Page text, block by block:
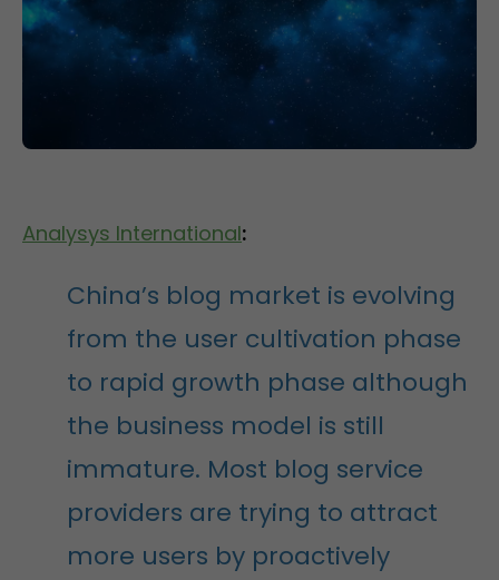
Analysys International:
China’s blog market is evolving
from the user cultivation phase
to rapid growth phase although
the business model is still
immature. Most blog service
providers are trying to attract
more users by proactively